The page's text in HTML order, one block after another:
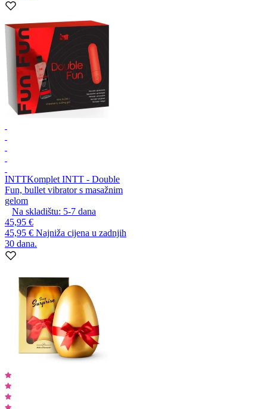
INTTKomplet INTT - Double
Fun, bullet vibrator s masažnim
gelom
Na skladištu: 5-7 dana
45,95 €
45,95 € Najniža cijena u zadnjih
30 dana.